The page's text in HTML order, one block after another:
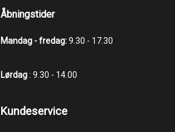
Åbningstider
Mandag - fredag:9.30 - 17.30
Lørdag: 9.30 - 14.00
Kundeservice